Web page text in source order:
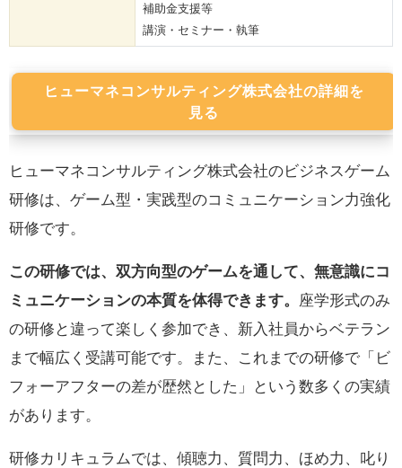
補助金支援等
講演・セミナー・執筆
ヒューマネコンサルティング株式会社の詳細を
見る
ヒューマネコンサルティング株式会社のビジネスゲーム
研修は、ゲーム型・実践型のコミュニケーション力強化
研修です。
この研修では、双方向型のゲームを通して、無意識にコ
ミュニケーションの本質を体得できます。 座学形式のみ
の研修と違って楽しく参加でき、新入社員からベテラン
まで幅広く受講可能です。また、これまでの研修で「ビ
フォーアフターの差が歴然とした」という数多くの実績
があります。
研修カリキュラムでは、傾聴力、質問力、ほめ力、叱り